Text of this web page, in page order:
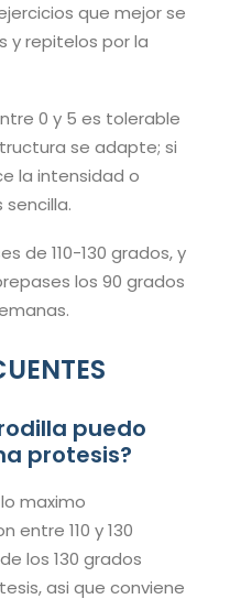
que mejor se
y repitelos por la
0 y 5 es tolerable
se adapte; si
la intensidad o
de 110-130 grados, y
los 90 grados
puedo
protesis?
maximo
entre 110 y 130
los 130 grados
asi que conviene